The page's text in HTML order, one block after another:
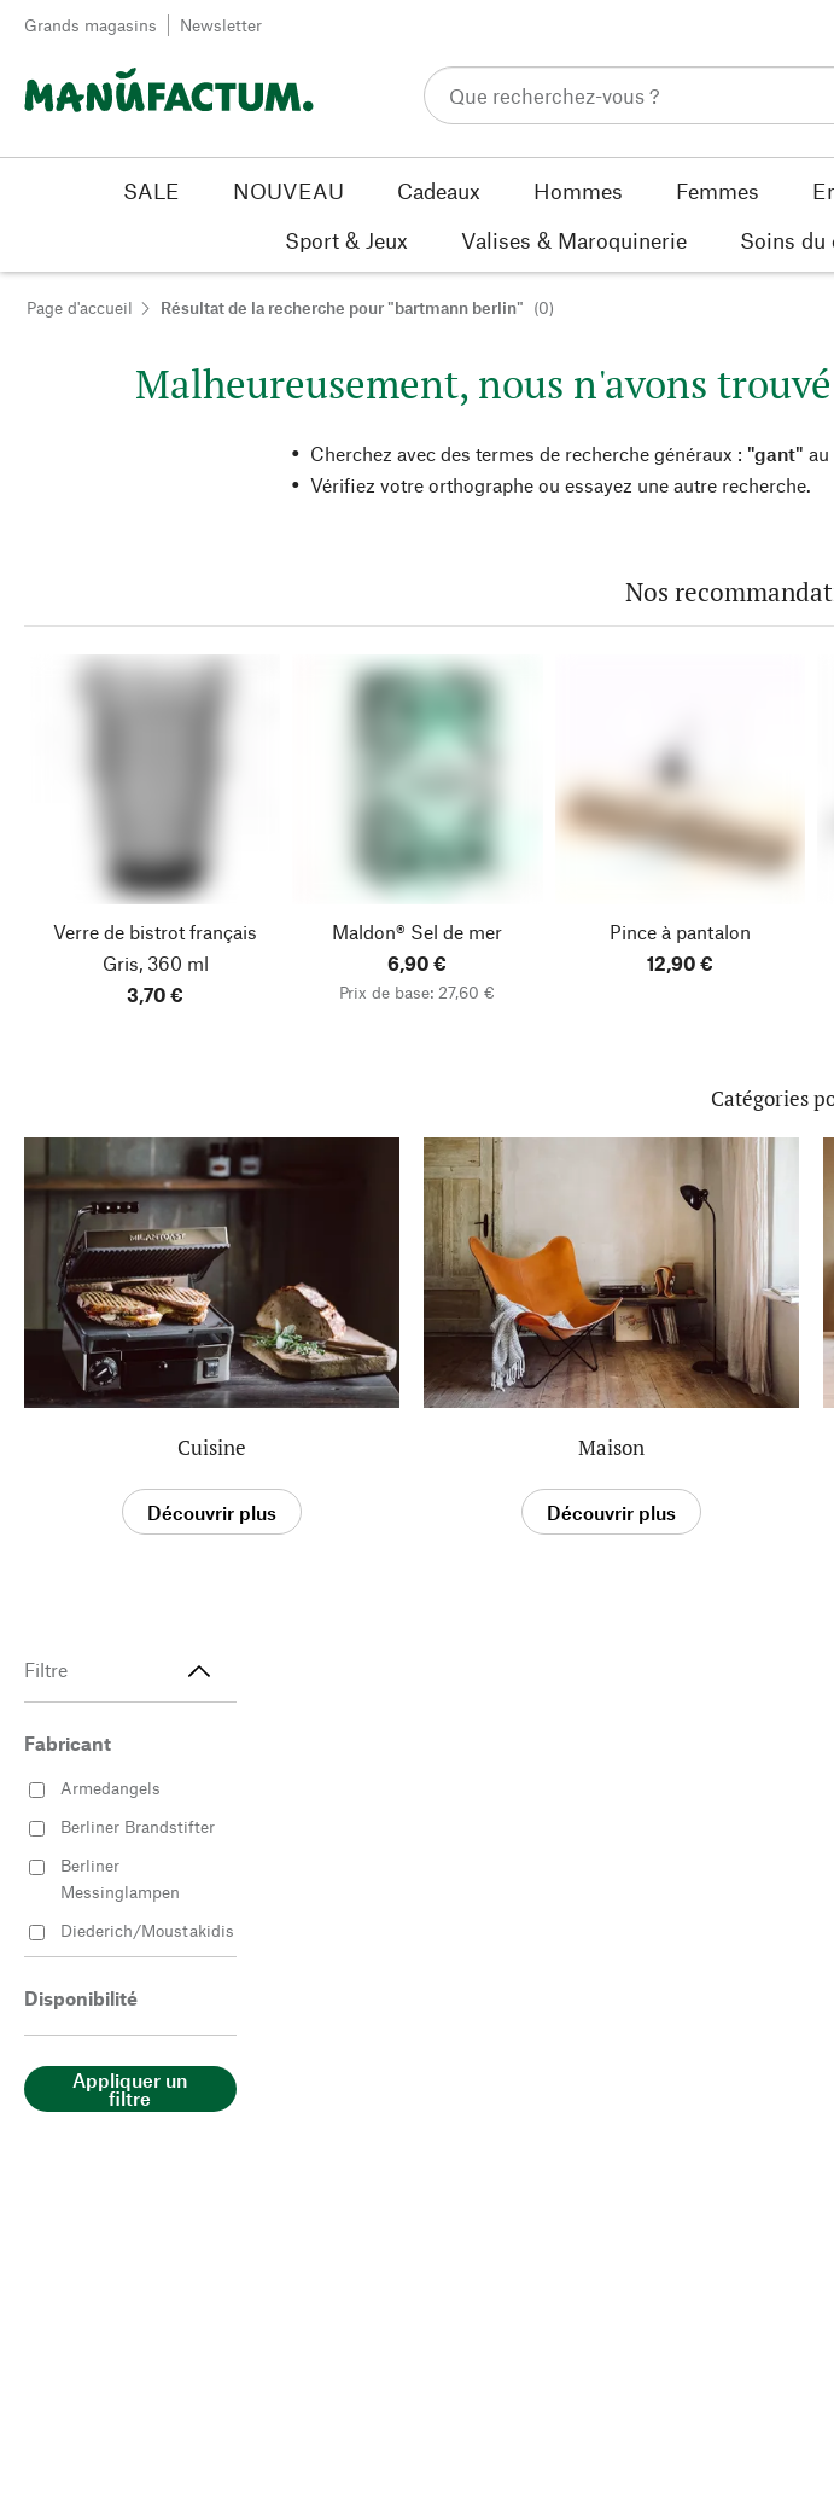
Passer au contenu
Grands magasins Newsletter
SALE NOUVEAU Cadeaux Hommes Femmes
Sport & Jeux
Valises & Maroquinerie Soins du
Page d'accueil Résultat de la recherche pour "bartmann berlin" (0)
Malheureusement, nous n'avons
Cherchez avec des termes de recherche généraux : "gant" au
Vérifiez votre orthographe ou essayez une autre recherche.
Nos
Verre de bistrot français
Gris, 360 ml
3,70 €
Maldon® Sel de mer
6,90 €
Prix de base: 27,60 €
Pince à pantalon
12,90 €
Catégories
Cuisine
Découvrir plus
Maison
Découvrir plus
Filtre
Fabricant
Armedangels
Berliner Brandstifter
Berliner
Messinglampen
Diederich/Moustakidis
J.F. Schwarzlose
Parfums Berlin
Seltmann Publishers
Disponibilité
Appliquer un
filtre